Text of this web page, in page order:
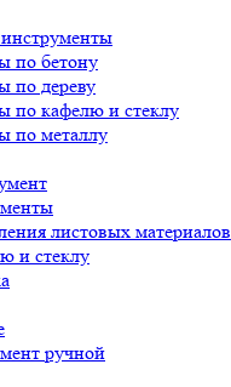
по бетону
по дереву
по кафелю и стеклу
по металлу
листовых материалов
и стеклу
ручной